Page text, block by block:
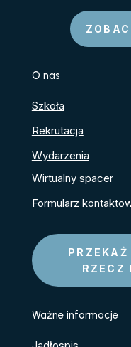
O nas
Szkoła
Rekrutacja
Wydarzenia
Wirtualny spacer
Formularz
PRZEKAŻ
RZECZ
Ważne informacje